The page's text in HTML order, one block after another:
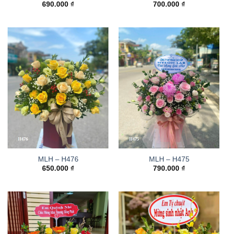
690.000 ₫
700.000 ₫
MLH – H476
650.000 ₫
MLH – H475
790.000 ₫